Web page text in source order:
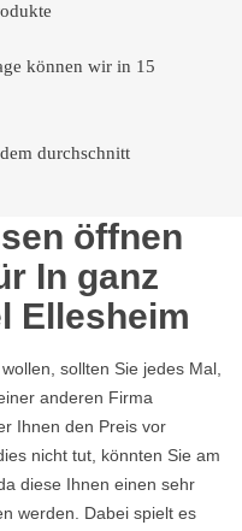
können wir in 15
durchschnitt
öffnen
In ganz
Ellesheim
sollten Sie jedes Mal,
anderen Firma
Ihnen den Preis vor
nicht tut, könnten Sie am
diese Ihnen einen sehr
werden. Dabei spielt es